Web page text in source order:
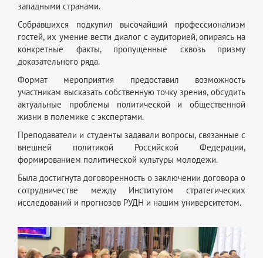
западными странами.
Собравшихся подкупил высочайший профессионализм
гостей, их умение вести диалог с аудиторией, опираясь на
конкретные факты, пропущенные сквозь призму
доказательного ряда.
Формат мероприятия предоставил возможность
участникам высказать собственную точку зрения, обсудить
актуальные проблемы политической и общественной
жизни в полемике с экспертами.
Преподаватели и студенты задавали вопросы, связанные с
внешней политикой Российской Федерации,
формированием политической культуры молодежи.
Была достигнута договоренность о заключении договора о
сотрудничестве между Институтом стратегических
исследований и прогнозов РУДН и нашим университетом.